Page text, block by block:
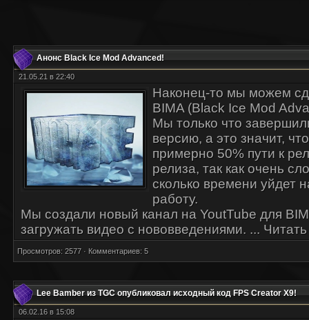
Анонс Black Ice Mod Advanced!
21.05.21 в 22:40
Наконец-то мы можем
BIMA (Black Ice Mod
Мы только что
версию, а это значит,
примерно 50% пути к
релиза, так как очень
сколько времени уйдет
работу.
Мы создали новый канал на YoutTube для
загружать видео с нововведениями. ...
Просмотров: 2577 · Комментариев: 5
Lee Bamber из TGC опубликовал исходный код FPS Creator X9!
06.02.16 в 15:08